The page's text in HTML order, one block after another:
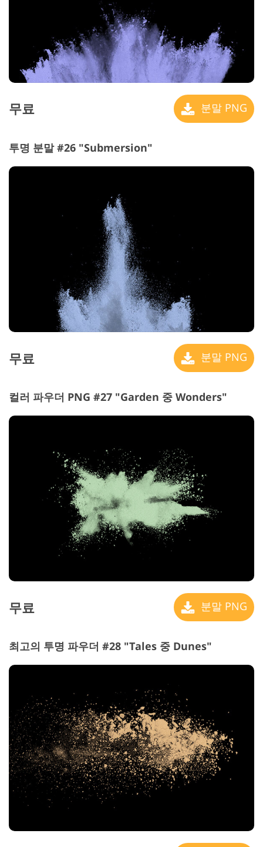
무료 분말 PNG
투명 분말 #26 "Submersion"
무료 분말 PNG
컬러 파우더 PNG #27 "Garden 중 Wonders"
무료 분말 PNG
최고의 투명 파우더 #28 "Tales 중 Dunes"